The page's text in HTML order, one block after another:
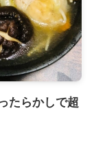
たらかしで超